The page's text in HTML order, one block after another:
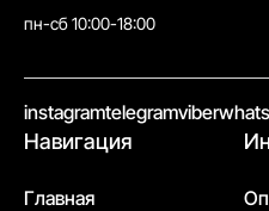
пн-сб 10:00-18:00
instagramtelegramviber
Навигация
Главная